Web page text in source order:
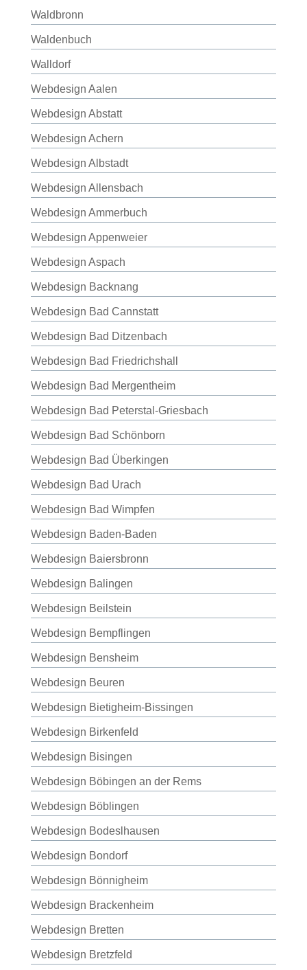
Waldbronn
Waldenbuch
Walldorf
Webdesign Aalen
Webdesign Abstatt
Webdesign Achern
Webdesign Albstadt
Webdesign Allensbach
Webdesign Ammerbuch
Webdesign Appenweier
Webdesign Aspach
Webdesign Backnang
Webdesign Bad Cannstatt
Webdesign Bad Ditzenbach
Webdesign Bad Friedrichshall
Webdesign Bad Mergentheim
Webdesign Bad Peterstal-Griesbach
Webdesign Bad Schönborn
Webdesign Bad Überkingen
Webdesign Bad Urach
Webdesign Bad Wimpfen
Webdesign Baden-Baden
Webdesign Baiersbronn
Webdesign Balingen
Webdesign Beilstein
Webdesign Bempflingen
Webdesign Bensheim
Webdesign Beuren
Webdesign Bietigheim-Bissingen
Webdesign Birkenfeld
Webdesign Bisingen
Webdesign Böbingen an der Rems
Webdesign Böblingen
Webdesign Bodeslhausen
Webdesign Bondorf
Webdesign Bönnigheim
Webdesign Brackenheim
Webdesign Bretten
Webdesign Bretzfeld